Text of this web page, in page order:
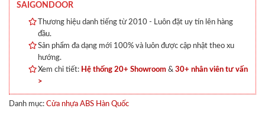
SAIGONDOOR
Thương hiệu danh tiếng từ 2010 - Luôn đặt uy tín lên hàng
đầu.
Sản phẩm đa dạng mới 100% và luôn được cập nhật theo xu
hướng.
Xem chi tiết: Hệ thống 20+ Showroom & 30+ nhân viên tư vấn
>
Danh mục: Cửa nhựa ABS Hàn Quốc